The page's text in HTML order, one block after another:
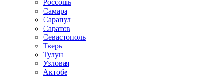
Россошь
Самара
Сарапул
Саратов
Севастополь
Тверь
Тулун
Узловая
Актобе